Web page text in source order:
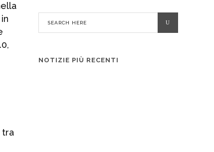
tra
NOTIZIE PIÙ RECENTI